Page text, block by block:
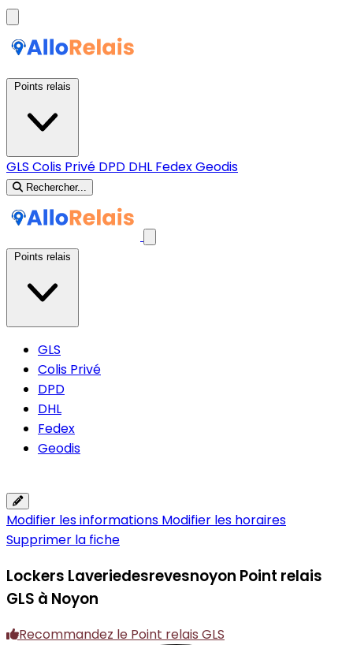
GLS Colis Privé DPD DHL FedexGeodis
Rechercher...
GLS
Colis Privé
DPD
DHL
Fedex
Geodis
Modifier les informations Modifier les horaires
Supprimer la fiche
Lockers Laveriedesrevesnoyon Point relais
GLS à Noyon
Recommandez le Point relais GLS